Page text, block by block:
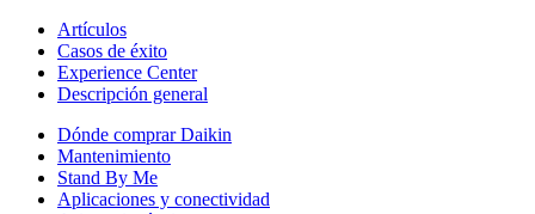
Artículos
Casos de éxito
Experience Center
Descripción general
Dónde comprar Daikin
Mantenimiento
Stand By Me
Aplicaciones y conectividad